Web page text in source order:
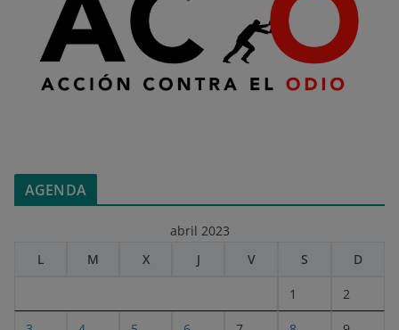
AGENDA
abril 2023
L
M X J V S D
1 2